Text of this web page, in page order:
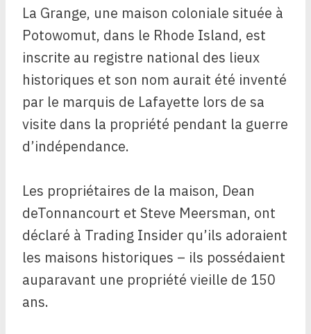
La Grange, une maison coloniale située à
Potowomut, dans le Rhode Island, est
inscrite au registre national des lieux
historiques et son nom aurait été inventé
par le marquis de Lafayette lors de sa
visite dans la propriété pendant la guerre
d’indépendance.
Les propriétaires de la maison, Dean
deTonnancourt et Steve Meersman, ont
déclaré à Trading Insider qu’ils adoraient
les maisons historiques – ils possédaient
auparavant une propriété vieille de 150
ans.